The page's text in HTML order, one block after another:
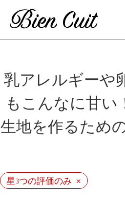
乳アレルギーや
もこんなに甘い
生地を作るため
星3つの評価のみ ×